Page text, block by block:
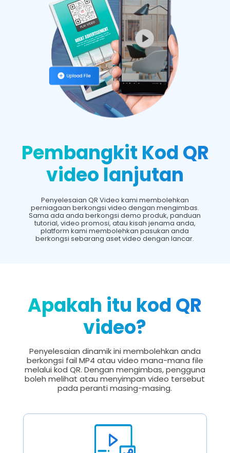
Pembangkit Kod QR
video lanjutan
Penyelesaian QR Video kami membolehkan
perniagaan berkongsi video dengan mengimbas.
Sama ada anda berkongsi demo produk, panduan
tutorial, video promosi, atau kisah jenama anda,
platform kami membolehkan pasukan anda
berkongsi sebarang aset video dengan lancar.
Apakah itu kod QR
video?
Penyelesaian dinamik ini membolehkan anda
berkongsi fail MP4 atau video mana-mana file
melalui kod QR. Dengan mengimbas, pengguna
boleh melihat atau menyimpan video tersebut
pada peranti masing-masing.